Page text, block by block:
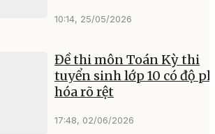
10:14, 25/05/2026
Đề thi môn Toán Kỳ thi
tuyển sinh lớp 10 có độ
hóa rõ rệt
17:48, 02/06/2026